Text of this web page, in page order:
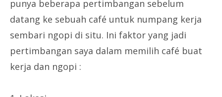
punya beberapa pertimbangan sebelum
datang ke sebuah café untuk numpang kerja
sembari ngopi di situ. Ini faktor yang jadi
pertimbangan saya dalam memilih café buat
kerja dan ngopi :